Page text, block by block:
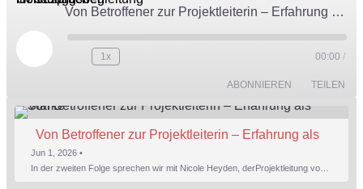
Von Betroffener zur Projektleiterin – Erfahrung als Stärke
Play
Episode
1x 00:00 /
ABONNIEREN TEILEN
Von Betroffener zur Projektleiterin – Erfahrung als
Stärke
Jun 1, 2026 •